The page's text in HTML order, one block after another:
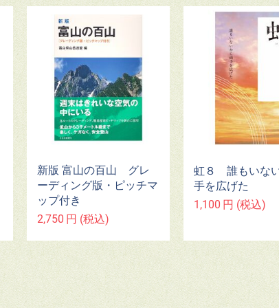
新版 富山の百山 グレ
ーディング版・ピッチマ
ップ付き
2,750 円 (税込)
虹８ 誰もいな
手を広げた
1,100 円 (税込)